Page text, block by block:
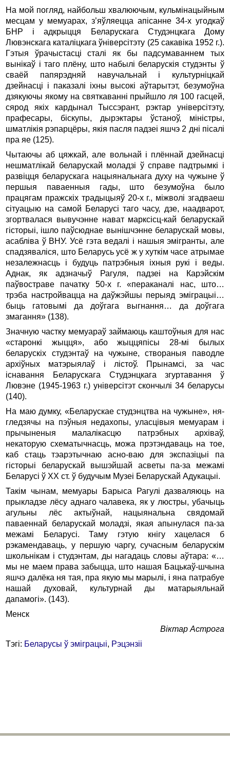
На мой погляд, найбольш хвалюючым, кульмiнацыйным
месцам у мемуарах, з’яўляецца апiсанне 34-х угодкаў
БНР i адкрыцця Беларускага Студэнцкага Дому
Лювэнскага каталiцкага ўнiверсiтэту (25 сакавiка 1952 г.).
Гэтыя ўрачыстасцi сталi як бы падсумаваннем тых
вынiкаў i таго плёну, што набылi беларускiя студэнты ў
сваёй папярэдняй навучальнай i культурнiцкай
дзейнасцi i паказалi iхны высокi аўтарытэт, безумоўна
дзякуючы якому на святкаваннi прыйшло ля 100 гасцей,
сярод якiх кардынал Тыссэрант, рэктар унiверсiтэту,
прафесары, бiскупы, дырэктары ўстаноў, мiнiстры,
шматлiкiя рэпарцёры, якiя пасля падзеi яшчэ 2 днi пiсалi
пра яе (125).
Чытаючы аб цяжкай, але вольнай i плённай дзейнасцi
нешматлiкай беларускай моладзi ў справе падтрымкi i
развiцця беларускага нацыянальнага духу на чужыне ў
першыя паваенныя гады, што безумоўна было
працягам пражскiх традыцыяў 20-х г., мiжволi згадваеш
сiтуацыю на самой Беларусi таго часу, дзе, наадварот,
згортвалася вывучэнне нават марксiсц-кай беларускай
гiсторыi, iшло паўсюднае вынiшчэнне беларускай мовы,
асаблiва ў ВНУ. Усё гэта ведалi i нашыя эмiгранты, але
спадзявалiся, што Беларусь усё ж у хуткiм часе атрымае
незалежнасць i будуць патрэбныя iхныя рукi i веды.
Аднак, як адзначыў Рагуля, падзеi на Карэйскiм
паўвостраве пачатку 50-х г. «пераканалi нас, што…
трэба настройвацца на даўжэйшы перыяд эмiграцыi…
быць гатовымi да доўгага выгнання… да доўгага
змагання» (138).
Значную частку мемуараў займаюць каштоўныя для нас
«старонкi жыцця», або жыццяпiсы 28-мi былых
беларускiх студэнтаў на чужыне, створаныя паводле
архiўных матэрыялаў i лiстоў. Прынамсi, за час
iснавання Беларускага Студэнцкага згуртавання ў
Лювэне (1945-1963 г.) унiверсiтэт скончылi 34 беларусы
(140).
На маю думку, «Беларускае студэнцтва на чужыне», ня-
гледзячы на пэўныя недахопы, уласцiвыя мемуарам i
прычыненыя малалiкасцю патрэбных архiваў,
некаторую схематычнасць, можа прэтэндаваць на тое,
каб стаць тэарэтычнаю асно-ваю для экспазiцыi па
гiсторыi беларускай вышэйшай асветы па-за межамi
Беларусi ў XX ст. ў будучым Музеi Беларускай Адукацыi.
Такiм чынам, мемуары Барыса Рагулi дазваляюць на
прыкладзе лёсу аднаго чалавека, як у люстры, убачыць
агульны лёс актыўнай, нацыянальна свядомай
паваеннай беларускай моладзi, якая апынулася па-за
межамi Беларусi. Таму гэтую кнiгу хацелася б
рэкамендаваць, у першую чаргу, сучасным беларускiм
школьнiкам i студэнтам, ды нагадаць словы аўтара: «…
мы не маем права забыцца, што нашая Бацькаў-шчына
яшчэ далёка ня тая, пра якую мы марылi, i яна патрабуе
нашай духовай, культурнай ды матарыяльнай
дапамогi». (143).
Менск
Вiктар Астрога
Тэгі: Беларусы ў эміграцыі, Рэцэнзіі